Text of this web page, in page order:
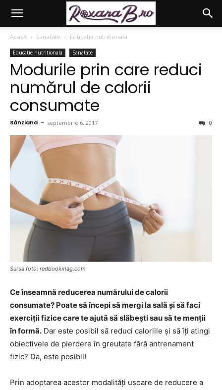
Acasă Sanatate Educatie nutritionala
Educatie nutritionala Sanatate
Modurile prin care reduci
numărul de calorii
consumate
Sânziana - septembrie 6, 2017 0
Sursa foto: redbookmag.com
Ce înseamnă reducerea numărului de calorii
consumate? Poate să începi să mergi la sală și să faci
exerciții fizice care te ajută să slăbești sau să te menții
în formă. Dar este posibil să reduci caloriile și să îți atingi
obiectivele de pierdere în greutate fără antrenament
fizic? Da, este posibil!
Prin adoptarea acestor modalități ușoare de reducere a